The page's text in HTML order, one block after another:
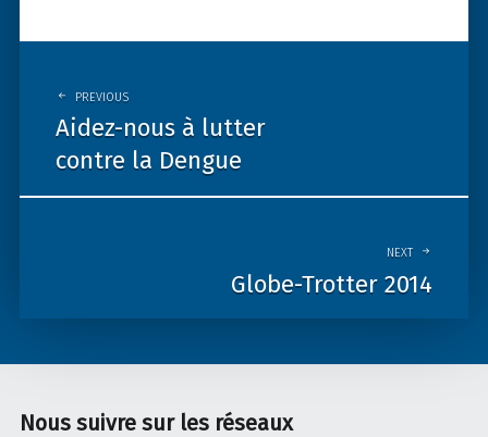
navigation
PREVIOUS
Aidez-nous à lutter
contre la Dengue
NEXT
Globe-Trotter 2014
Nous suivre sur les réseaux